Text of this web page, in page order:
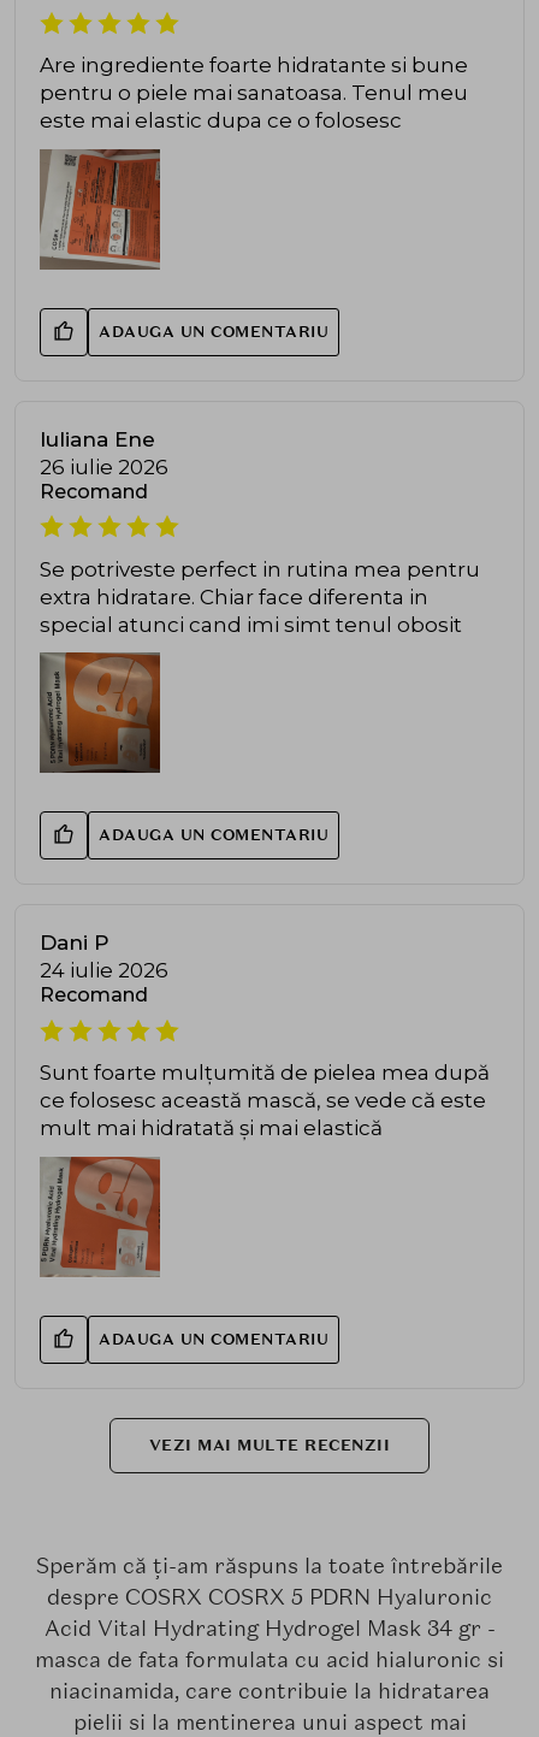
Are ingrediente foarte hidratante si bune
pentru o piele mai sanatoasa. Tenul meu
este mai elastic dupa ce o folosesc
ADAUGA UN COMENTARIU
Iuliana Ene
26 iulie 2026
Recomand
Se potriveste perfect in rutina mea pentru
extra hidratare. Chiar face diferenta in
special atunci cand imi simt tenul obosit
ADAUGA UN COMENTARIU
Dani P
24 iulie 2026
Recomand
Sunt foarte mulțumită de pielea mea după
ce folosesc această mască, se vede că este
mult mai hidratată și mai elastică
ADAUGA UN COMENTARIU
VEZI MAI MULTE RECENZII
Sperăm că ți-am răspuns la toate întrebările
despre COSRX COSRX 5 PDRN Hyaluronic
Acid Vital Hydrating Hydrogel Mask 34 gr -
masca de fata formulata cu acid hialuronic si
niacinamida, care contribuie la hidratarea
pielii si la mentinerea unui aspect mai